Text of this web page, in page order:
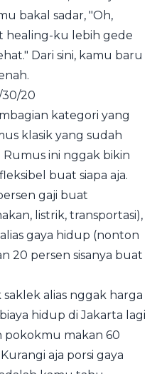
bakal sadar, "Oh,
healing-ku lebih gede
Dari sini, kamu baru
30/20
kategori yang
klasik yang sudah
ini nggak bikin
buat siapa aja.
gaji buat
listrik, transportasi),
gaya hidup (nonton
20 persen sisanya buat
alias nggak harga
hidup di Jakarta lagi
makan 60
aja porsi gaya